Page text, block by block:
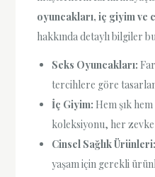
oyuncakları, iç giyim ve
hakkında detaylı bilgiler
Seks Oyuncakları:
tercihlere göre
İç Giyim: Hem şık
koleksiyonu, her
Cinsel Sağlık Ürünleri:
yaşam için gerekli